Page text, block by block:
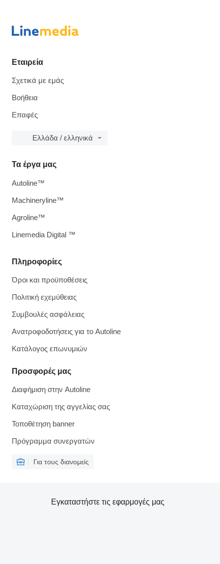
Εταιρεία
Σχετικά με εμάς
Βοήθεια
Επαφές
Ελλάδα / ελληνικά
Πληροφορίες
Όροι και προϋποθέσεις
Πολιτική εχεμύθειας
Συμβουλές ασφάλειας
Ανατροφοδοτήσεις για το Autoline
Κατάλογος επωνυμιών
Προσφορές μας
Διαφήμιση στην Autoline
Καταχώριση της αγγελίας σας
Τοποθέτηση banner
Πρόγραμμα συνεργατών
Για τους διανομείς
Τα έργα μας
Autoline™
Machineryline™
Agroline™
Linemedia Digital ™
Εγκαταστήστε τις εφαρμογές μας